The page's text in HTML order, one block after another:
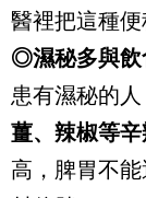
醫裡把這種便
◎濕秘多與飲
患有濕秘的人
薑、辣椒等
高，脾胃不